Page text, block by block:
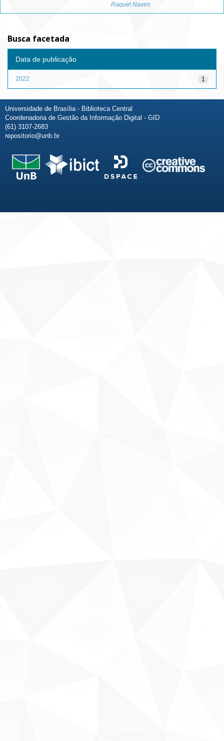
Raquel Naves
Busca facetada
Data de publicação
1
2022
Universidade de Brasília - Biblioteca Central
Coordenadoria de Gestão da Informação Digital - GID
(61) 3107-2683
repositorio@unb.br